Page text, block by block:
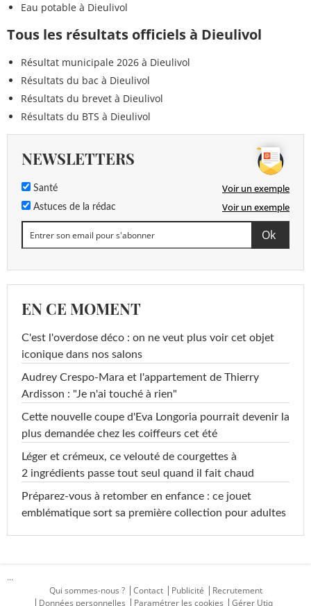
Eau potable à Dieulivol
Tous les résultats officiels à Dieulivol
Résultat municipale 2026 à Dieulivol
Résultats du bac à Dieulivol
Résultats du brevet à Dieulivol
Résultats du BTS à Dieulivol
NEWSLETTERS
Santé Voir un exemple
Astuces de la rédac Voir un exemple
EN CE MOMENT
C'est l'overdose déco : on ne veut plus voir cet objet
iconique dans nos salons
Audrey Crespo-Mara et l'appartement de Thierry
Ardisson : "Je n'ai touché à rien"
Cette nouvelle coupe d'Eva Longoria pourrait devenir la
plus demandée chez les coiffeurs cet été
Léger et crémeux, ce velouté de courgettes à
2 ingrédients passe tout seul quand il fait chaud
Préparez-vous à retomber en enfance : ce jouet
emblématique sort sa première collection pour adultes
...
Qui sommes-nous ?
Contact Publicité
Recrutement
Données personnelles
Paramétrer les cookies Gérer Utiq